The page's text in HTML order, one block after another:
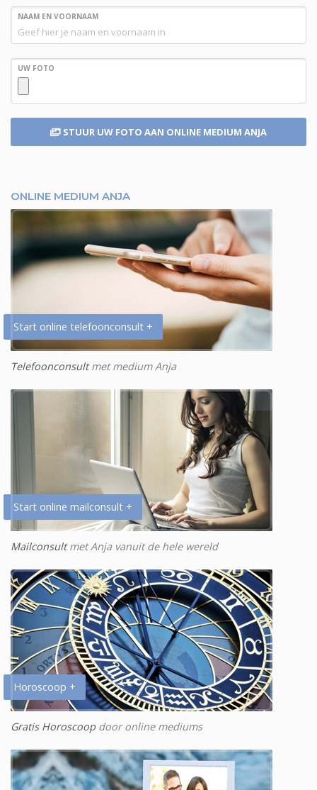
NAAM EN VOORNAAM
UW FOTO
STUUR UW FOTO AAN ONLINE MEDIUM ANJA
ONLINE MEDIUM ANJA
Start online telefoonconsult +
Telefoonconsultmet medium Anja
Start online mailconsult +
Mailconsultmet Anja vanuit de hele wereld
Horoscoop +
Gratis Horoscoopdoor online mediums